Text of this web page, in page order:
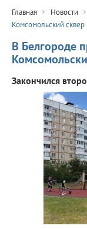
Главная Новости
Комсомольский сквер
В Белгороде
Закончился